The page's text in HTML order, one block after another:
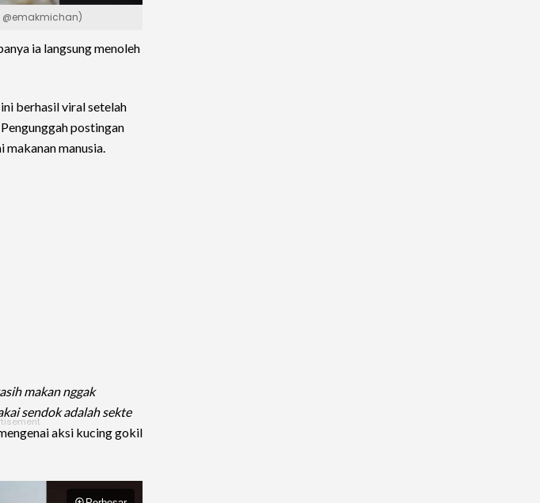
@emakmichan)
ia langsung menoleh
berhasil viral setelah
postingan
manusia.
makan nggak
sendok adalah sekte
aksi kucing gokil